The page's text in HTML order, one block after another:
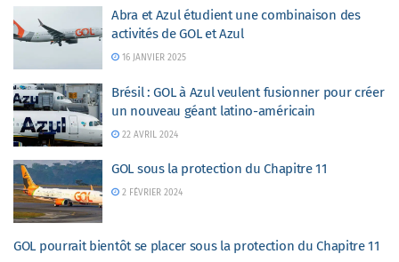
Abra et Azul étudient une combinaison des
activités de GOL et Azul
16 JANVIER 2025
Brésil : GOL à Azul veulent fusionner pour créer
un nouveau géant latino-américain
22 AVRIL 2024
GOL sous la protection du Chapitre 11
2 FÉVRIER 2024
GOL pourrait bientôt se placer sous la protection du Chapitre 11